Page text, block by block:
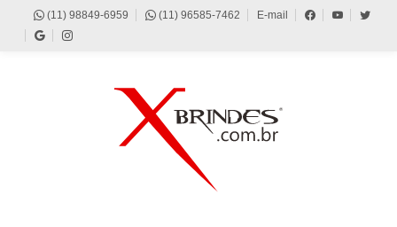
(11) 98849-6959 (11) 96585-7462 E-mail